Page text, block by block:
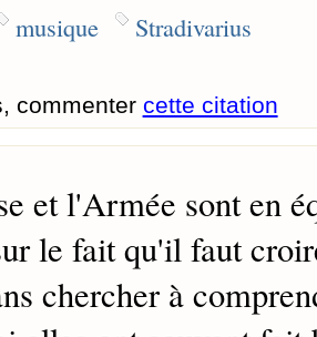
musique Stradivarius
commenter cette citation
et l'Armée sont en
le fait qu'il faut
chercher à